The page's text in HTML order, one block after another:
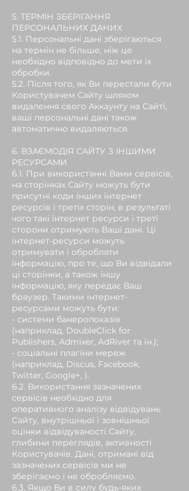
5. ТЕРМІН ЗБЕРІГАННЯ
ПЕРСОНАЛЬНИХ ДАНИХ
5.1. Персональні дані зберігаються
на термін не більше, ніж це
необхідно відповідно до мети їх
обробки.
5.2. Після того, як Ви перестали бути
Користувачем Сайту шляхом
видалення свого Аккаунту на Сайті,
ваші персональні дані також
автоматично видаляються.
6. ВЗАЄМОДІЯ САЙТУ З ІНШИМИ
РЕСУРСАМИ
6.1. При використанні Вами сервісів,
на сторінках Сайту можуть бути
присутні коди інших інтернет
ресурсів і третіх сторін, в результаті
чого такі інтернет ресурси і треті
сторони отримують Ваші дані. Ці
інтернет-ресурси можуть
отримувати і обробляти
інформацію, про те, що Ви відвідали
ці сторінки, а також іншу
інформацію, яку передає Ваш
браузер. Такими інтернет-
ресурсами можуть бути:
- системи банеропоказів
(наприклад, DoubleClick for
Publishers, Admixer, AdRiver та ін.);
- соціальні плагіни мереж
(наприклад, Discus, Facebook,
Twitter, Google+, ).
6.2. Використання зазначених
сервісів необхідно для
оперативного аналізу відвідувань
Сайту, внутрішньої і зовнішньої
оцінки відвідуваності Сайту,
глибини переглядів, активності
Користувачів. Дані, отримані від
зазначених сервісів ми не
зберігаємо і не обробляємо.
6.3. Якщо Ви в силу будь-яких